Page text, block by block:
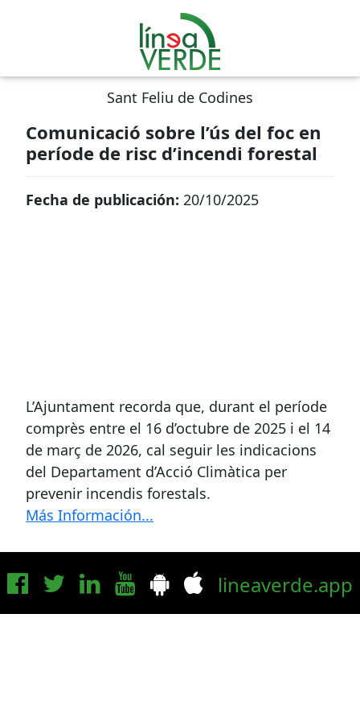
Sant Feliu de Codines
Comunicació sobre l’ús del foc en
període de risc d’incendi forestal
Fecha de publicación: 20/10/2025
L’Ajuntament recorda que, durant el període
comprès entre el 16 d’octubre de 2025 i el 14
de març de 2026, cal seguir les indicacions
del Departament d’Acció Climàtica per
prevenir incendis forestals.
Más Información...
lineaverde.app